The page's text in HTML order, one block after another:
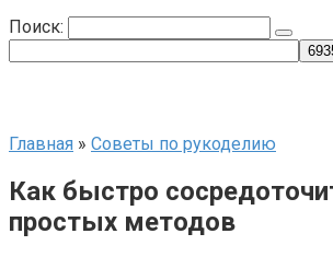
Поиск:
Главная » Советы по рукоделию
Как быстро
простых методов